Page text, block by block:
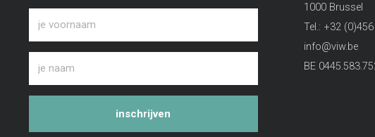
inschrijven
1000 Brussel
Tel.: +32
info@viw.be
BE